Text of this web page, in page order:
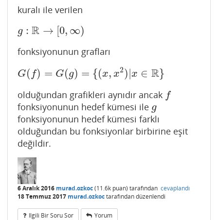
kuralı ile verilen
g : R → [0, ∞)
g:R→[ 0,∞ )
fonksiyonunun grafları
G( f) = G(g) = {(x, x2)|x ∈ R}
G f)=G(g ={ x x2)|x∈R}
olduğundan grafikleri aynıdır ancak f
f
fonksiyonunun hedef kümesi ile g
g
fonksiyonunun hedef kümesi farklı
olduğundan bu fonksiyonlar birbirine eşit
değildir.
6 Aralık 2016 murad.ozkoc(11.6k puan) tarafından cevaplandı
18 Temmuz 2017 murad.ozkoctarafındandüzenlendi
Ilgili Bir Soru Sor Yorum